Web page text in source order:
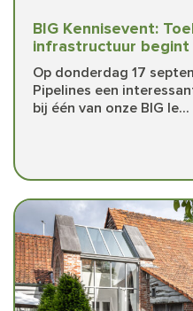
BIG Kennisevent:
infrastructuur
Op donderdag 17
Pipelines een
bij één van onze BIG le...